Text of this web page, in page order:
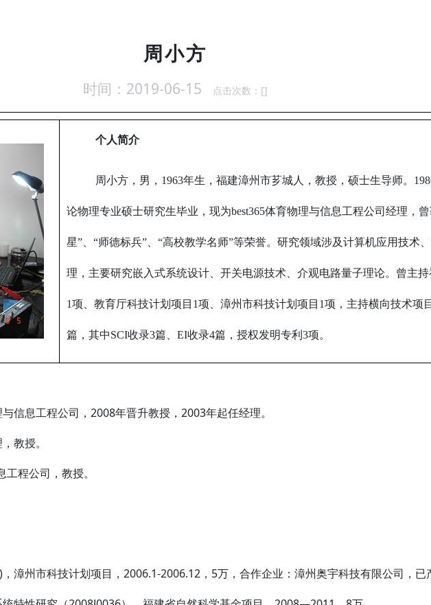
周小方
时间：2019-06-15 点击次数：[]
个人简介
周小方，男，1963年生，福建漳州市芗城人，教授，硕士生导师。
论物理专业硕士研究生毕业，现为best365体育物理与信息工程公司经理，
星”、“师德标兵”、“高校教学名师”等荣誉。研究领域涉及计算机应用技术
理，主要研究嵌入式系统设计、开关电源技术、介观电路量子理论。曾主
1项、教育厅科技计划项目1项、漳州市科技计划项目1项，主持横向技术项
篇，其中SCI收录3篇、EI收录4篇，授权发明专利3项。
息工程公司，2008年晋升教授，2003年起任经理。
教授。
程公司，教授。
漳州市科技计划项目，2006.1-2006.12，5万，合作企业：漳州奥宇科技有限公司，已